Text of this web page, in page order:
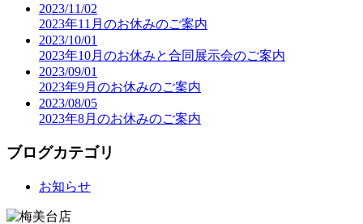
2023/11/02
2023年11月のお休みのご案内
2023/10/01
2023年10月のお休みと合同展示会のご案内
2023/09/01
2023年9月のお休みのご案内
2023/08/05
2023年8月のお休みのご案内
ブログカテゴリ
お知らせ